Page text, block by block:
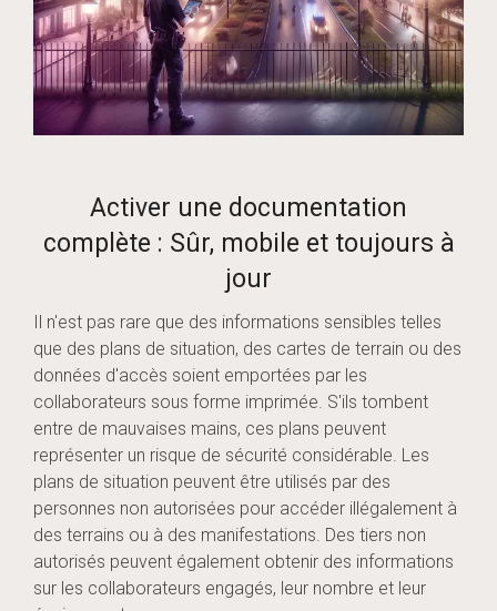
Activer une documentation
complète : Sûr, mobile et toujours à
jour
Il n'est pas rare que des informations sensibles telles
que des plans de situation, des cartes de terrain ou des
données d'accès soient emportées par les
collaborateurs sous forme imprimée. S'ils tombent
entre de mauvaises mains, ces plans peuvent
représenter un risque de sécurité considérable. Les
plans de situation peuvent être utilisés par des
personnes non autorisées pour accéder illégalement à
des terrains ou à des manifestations. Des tiers non
autorisés peuvent également obtenir des informations
sur les collaborateurs engagés, leur nombre et leur